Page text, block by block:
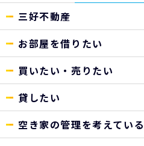
三好不動産
お部屋を借りたい
買いたい・売りたい
貸したい
空き家の管理を考えている